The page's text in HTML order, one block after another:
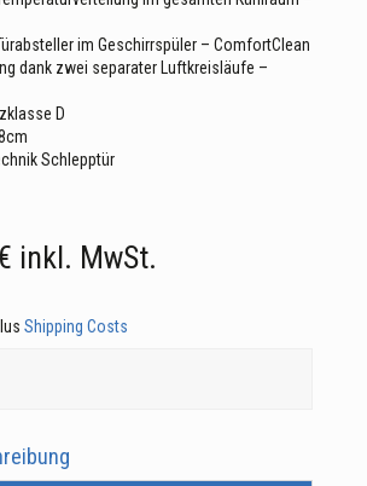
im Geschirrspüler – ComfortClean
dank zwei separater Luftkreisläufe –
D
Schlepptür
inkl. MwSt.
Shipping Costs